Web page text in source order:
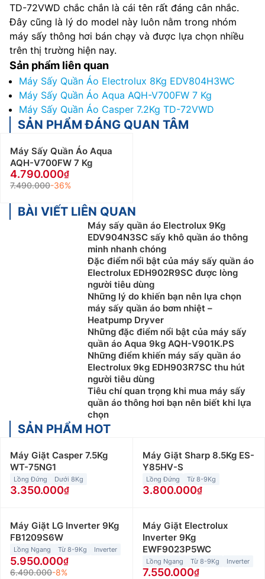
TD-72VWD chắc chắn là cái tên rất đáng cân nhắc.
Đây cũng là lý do model này luôn nằm trong nhóm
máy sấy thông hơi bán chạy và được lựa chọn nhiều
trên thị trường hiện nay.
Sản phẩm liên quan
Máy Sấy Quần Áo Electrolux 8Kg EDV804H3WC
Máy Sấy Quần Áo Aqua AQH-V700FW 7 Kg
Máy Sấy Quần Áo Casper 7.2Kg TD-72VWD
SẢN PHẨM ĐÁNG QUAN TÂM
Máy Sấy Quần Áo Aqua
AQH-V700FW 7 Kg
4.790.000
7.490.000-36%
BÀI VIẾT LIÊN QUAN
Máy sấy quần áo Electrolux 9Kg
EDV904N3SC sấy khô quần áo thông
minh nhanh chóng
Đặc điểm nổi bật của máy sấy quần áo
Electrolux EDH902R9SC được lòng
người tiêu dùng
Những lý do khiến bạn nên lựa chọn
máy sấy quần áo bơm nhiệt –
Heatpump Dryver
Những đặc điểm nổi bật của máy sấy
quần áo Aqua 9kg AQH-V901K.PS
Những điểm khiến máy sấy quần áo
Electrolux 9kg EDH903R7SC thu hút
người tiêu dùng
Tiêu chí quan trọng khi mua máy sấy
quần áo thông hơi bạn nên biết khi lựa
chọn
SẢN PHẨM HOT
Máy Giặt Casper 7.5Kg
WT-75NG1
Lồng Đứng Dưới 8Kg
3.350.000
Máy Giặt Sharp 8.5Kg ES-
Y85HV-S
Lồng Đứng Từ 8-9Kg
3.800.000
Máy Giặt LG Inverter 9Kg
FB1209S6W
Lồng Ngang Từ 8-9Kg Inverter
5.950.000
6.490.000-8%
Máy Giặt Electrolux
Inverter 9Kg
EWF9023P5WC
Lồng Ngang Từ 8-9Kg Inverter
7.550.000